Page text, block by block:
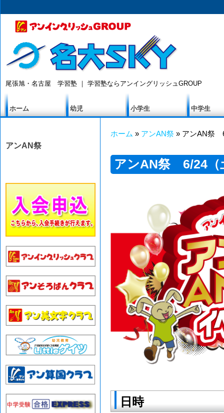
尾張旭・名古屋 学習塾 ｜ 学習塾ならアンイングリッシュGROUP
ホーム 幼児 小学生 中学生
アンAN祭
ホーム » アンAN祭 » アンAN祭
アンAN祭 6/24（
日時